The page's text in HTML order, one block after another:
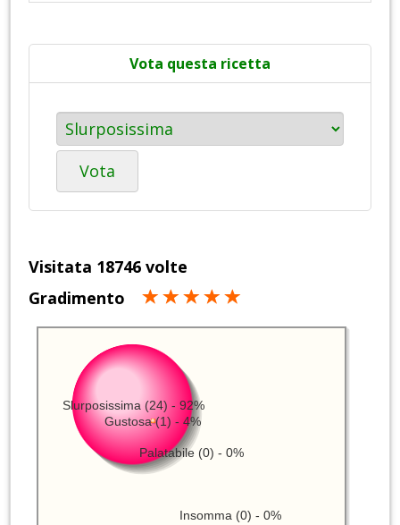
Vota questa ricetta
Vota
Visitata 18746 volte
Gradimento
Slurposissima (24) - 92%
Gustosa (1) - 4%
Insomma (0) - 0%
Palatabile (0) - 0%